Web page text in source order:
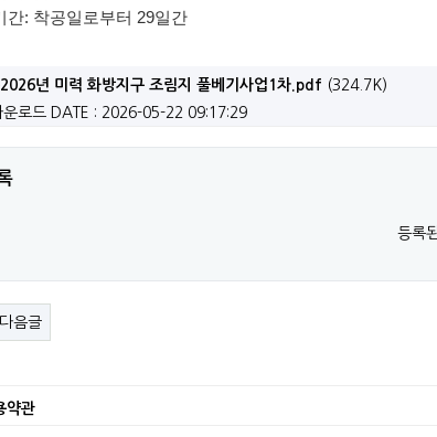
청년농업인 스타트업(초기창업) 지원사업 모집 재공고
년 보성청년 창업 후속지원사업 참여자 모집 공고
간: 착공일로부터 29일간
년 미력 화방지구 조림지 풀베기사업1차.pdf (324.7K)
로드
DATE : 2026-05-22 09:17:29
등록
다음글
약관